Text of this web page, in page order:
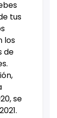
tus
los
de
se